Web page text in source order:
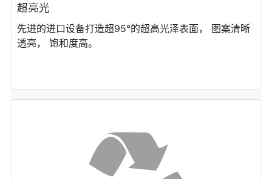
超亮光
先进的进⼝设备打造超95°的超⾼光泽表⾯， 图案清晰
透亮， 饱和度⾼。